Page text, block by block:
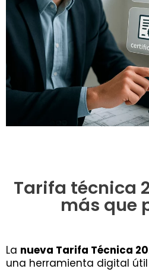
Tarifa técnica
más que
La nueva Tarifa Técnica
una herramienta digital